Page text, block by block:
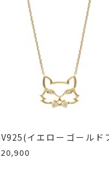
マルチウェイ
いたします。
たします。
お品と異なる場合は、
連絡ください。
イエローゴールド
ティング)キュービック